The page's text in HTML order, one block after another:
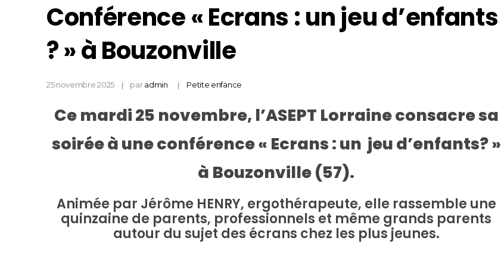
Conférence « Ecrans : un jeu d’enfants
? » à Bouzonville
25 novembre 2025 par admin Petite enfance
Ce mardi 25 novembre, l’ASEPT Lorraine consacre sa
soirée à une conférence « Ecrans : un jeu d’enfants? »
à Bouzonville (57).
Animée par Jérôme HENRY, ergothérapeute, elle rassemble une
quinzaine de parents, professionnels et même grands parents
autour du sujet des écrans chez les plus jeunes.